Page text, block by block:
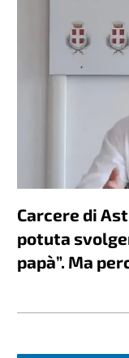
Carcere di
potuta
papà”. Ma